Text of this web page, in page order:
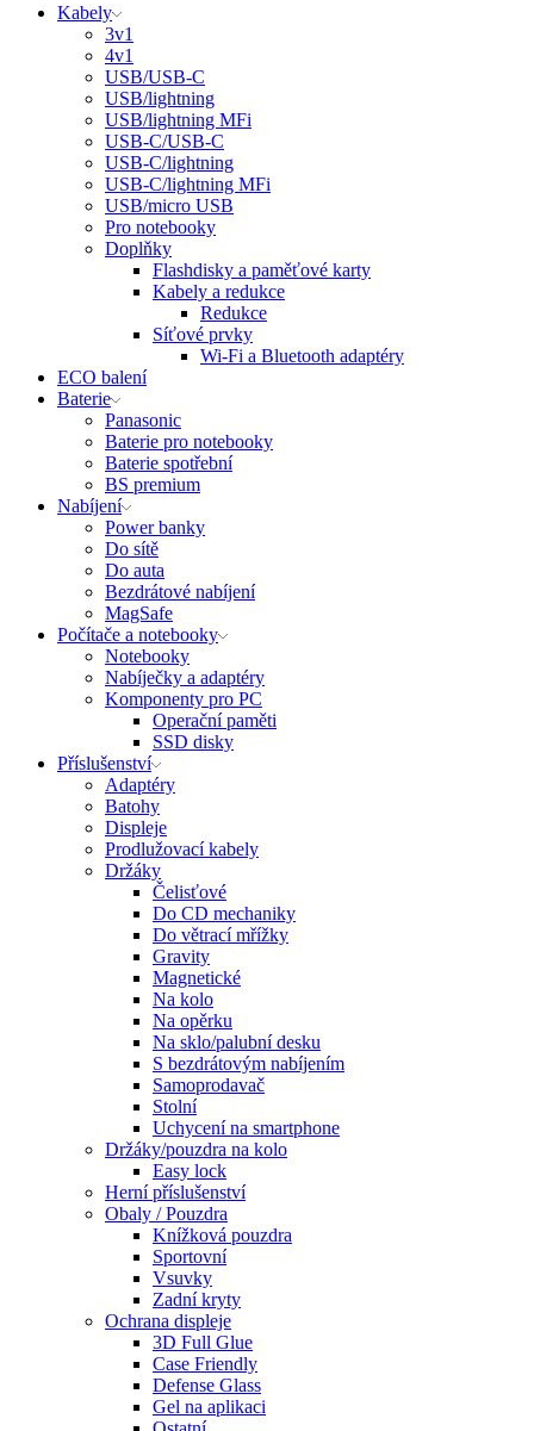
Kabely
3v1
4v1
USB/USB-C
USB/lightning
USB/lightning MFi
USB-C/USB-C
USB-C/lightning
USB-C/lightning MFi
USB/micro USB
Pro notebooky
Doplňky
Flashdisky a paměťové karty
Kabely a redukce
Redukce
Síťové prvky
Wi-Fi a Bluetooth adaptéry
ECO balení
Baterie
Panasonic
Baterie pro notebooky
Baterie spotřební
BS premium
Nabíjení
Power banky
Do sítě
Do auta
Bezdrátové nabíjení
MagSafe
Počítače a notebooky
Notebooky
Nabíječky a adaptéry
Komponenty pro PC
Operační paměti
SSD disky
Příslušenství
Adaptéry
Batohy
Displeje
Prodlužovací kabely
Držáky
Čelisťové
Do CD mechaniky
Do větrací mřížky
Gravity
Magnetické
Na kolo
Na opěrku
Na sklo/palubní desku
S bezdrátovým nabíjením
Samoprodavač
Stolní
Uchycení na smartphone
Držáky/pouzdra na kolo
Easy lock
Herní příslušenství
Obaly / Pouzdra
Knížková pouzdra
Sportovní
Vsuvky
Zadní kryty
Ochrana displeje
3D Full Glue
Case Friendly
Defense Glass
Gel na aplikaci